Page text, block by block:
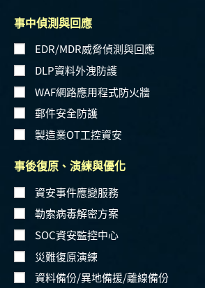
事中偵測與回應
EDR/MDR威脅偵測與回應
DLP資料外洩防護
WAF網路應用程式防火牆
郵件安全防護
製造業OT工控資安
事後復原、演練與優化
資安事件應變服務
勒索病毒解密方案
SOC資安監控中心
災難復原演練
資料備份/異地備援/離線備份